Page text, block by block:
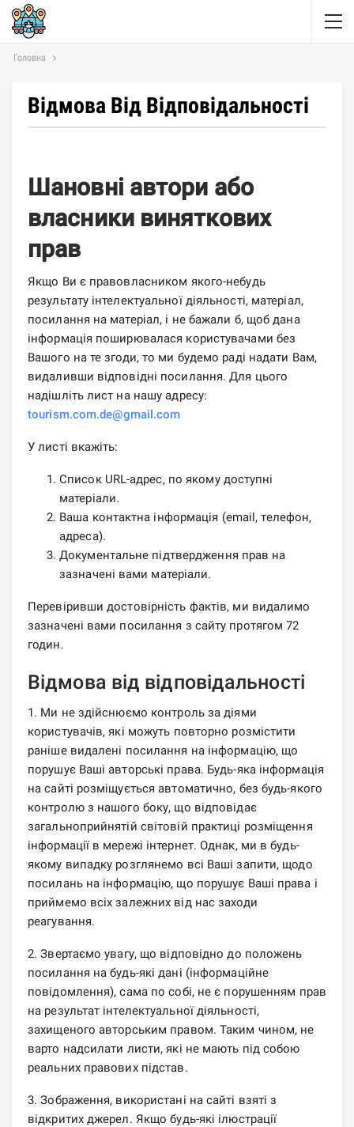
Головна
Відмова Від Відповідальності
Шановні автори або
власники виняткових
прав
Якщо Ви є правовласником якого-небудь
результату інтелектуальної діяльності, матеріал,
посилання на матеріал, і не бажали б, щоб дана
інформація поширювалася користувачами без
Вашого на те згоди, то ми будемо раді надати Вам,
видаливши відповідні посилання. Для цього
надішліть лист на нашу адресу:
tourism.com.de@gmail.com
У листі вкажіть:
Список URL-адрес, по якому доступні
матеріали.
Ваша контактна інформація (email, телефон,
адреса).
Документальне підтвердження прав на
зазначені вами матеріали.
Перевіривши достовірність фактів, ми видалимо
зазначені вами посилання з сайту протягом 72
годин.
Відмова від відповідальності
1. Ми не здійснюємо контроль за діями
користувачів, які можуть повторно розмістити
раніше видалені посилання на інформацію, що
порушує Ваші авторські права. Будь-яка інформація
на сайті розміщується автоматично, без будь-якого
контролю з нашого боку, що відповідає
загальноприйнятій світовій практиці розміщення
інформації в мережі інтернет. Однак, ми в будь-
якому випадку розглянемо всі Ваші запити, щодо
посилань на інформацію, що порушує Ваші права і
приймемо всіх залежних від нас заходи
реагування.
2. Звертаємо увагу, що відповідно до положень
посилання на будь-які дані (інформаційне
повідомлення), сама по собі, не є порушенням прав
на результат інтелектуальної діяльності,
захищеного авторським правом. Таким чином, не
варто надсилати листи, які не мають під собою
реальних правових підстав.
3. Зображення, використані на сайті взяті з
відкритих джерел. Якщо будь-які ілюстрації